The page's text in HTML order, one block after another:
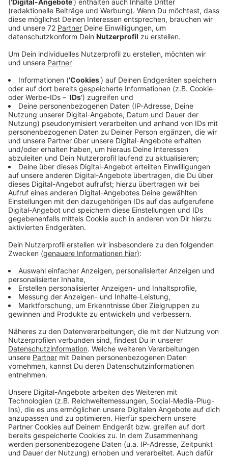
Obwohl wir mit "Some Say" grade ihren ersten Hit in
die Rotation aufgenommen haben, kennt ihr bestimmt
gesungen. Sie hat zum Beispiel schon für Zara Larsson
geschrieben. Mit 32 Jahren ist Linnea Södahl auch
schon ein alter Hase im Musikgeschäft. Trotzdem
freut sie sich natürlich über ihre erste eigene EP, die
ebenfalls "Some Say" heißt.
Anzeige
Wir benötigen Ihre
Zustimmung, um den YouTube
Video-Service zu laden!
Wir verwenden einen Service eines
Drittanbieters, um Videoinhalte
Daten zu Ihren Aktivitäten
sammeln. Bitte lesen Sie die
Details durch und stimmen Sie der
Nutzung des Service zu, um dieses
Mehr Informationen
Akzeptieren
powered byUsercentrics Consent
Management Platform
Nea - Some Say (Official Music Video)
Anzeige
Anzeige